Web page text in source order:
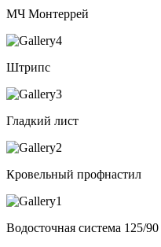
МЧ Монтеррей
Штрипс
Гладкий лист
Кровельный профнастил
Водосточная система 125/90